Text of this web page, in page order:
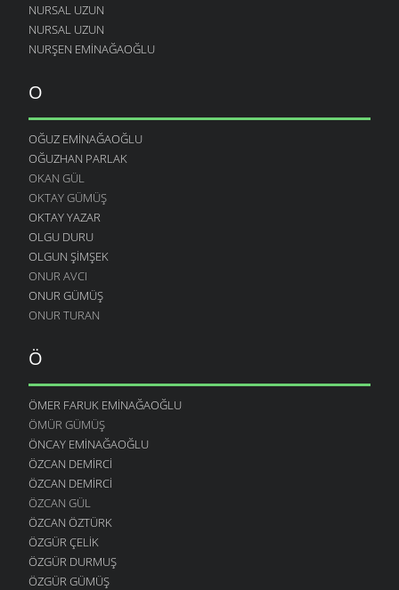
NURSAL UZUN
NURSAL UZUN
NURŞEN EMINAĞAOĞLU
O
OĞUZ EMINAĞAOĞLU
OĞUZHAN PARLAK
OKAN GÜL
OKTAY GÜMÜŞ
OKTAY YAZAR
OLGU DURU
OLGUN ŞIMŞEK
ONUR AVCI
ONUR GÜMÜŞ
ONUR TURAN
Ö
ÖMER FARUK EMINAĞAOĞLU
ÖMÜR GÜMÜŞ
ÖNCAY EMINAĞAOĞLU
ÖZCAN DEMIRCI
ÖZCAN DEMIRCI
ÖZCAN GÜL
ÖZCAN ÖZTÜRK
ÖZGÜR ÇELIK
ÖZGÜR DURMUŞ
ÖZGÜR GÜMÜŞ